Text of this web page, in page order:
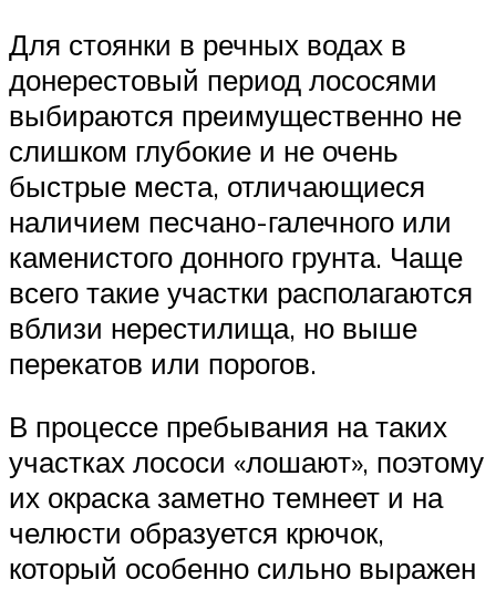
Для стоянки в речных водах в
донерестовый период лососями
выбираются преимущественно не
слишком глубокие и не очень
быстрые места, отличающиеся
наличием песчано-галечного или
каменистого донного грунта. Чаще
всего такие участки располагаются
вблизи нерестилища, но выше
перекатов или порогов.
В процессе пребывания на таких
участках лососи «лошают», поэтому
их окраска заметно темнеет и на
челюсти образуется крючок,
который особенно сильно выражен